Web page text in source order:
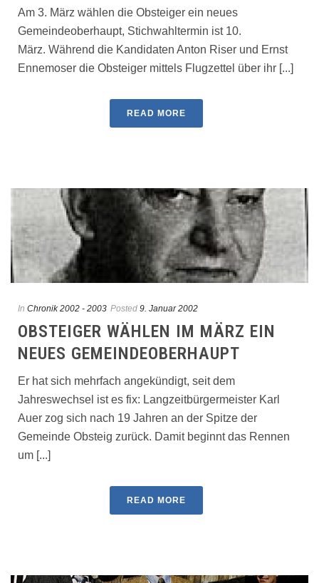
Am 3. März wählen die Obsteiger ein neues
Gemeindeoberhaupt, Stichwahltermin ist 10.
März. Während die Kandidaten Anton Riser und Ernst
Ennemoser die Obsteiger mittels Flugzettel über ihr [...]
READ MORE
In Chronik 2002 - 2003 Posted 9. Januar 2002
OBSTEIGER WÄHLEN IM MÄRZ EIN
NEUES GEMEINDEOBERHAUPT
Er hat sich mehrfach angekündigt, seit dem
Jahreswechsel ist es fix: Langzeitbürgermeister Karl
Auer zog sich nach 19 Jahren an der Spitze der
Gemeinde Obsteig zurück. Damit beginnt das Rennen
um [...]
READ MORE